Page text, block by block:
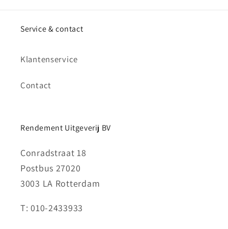
Service & contact
Klantenservice
Contact
Rendement Uitgeverij BV
Conradstraat 18
Postbus 27020
3003 LA Rotterdam
T: 010-2433933